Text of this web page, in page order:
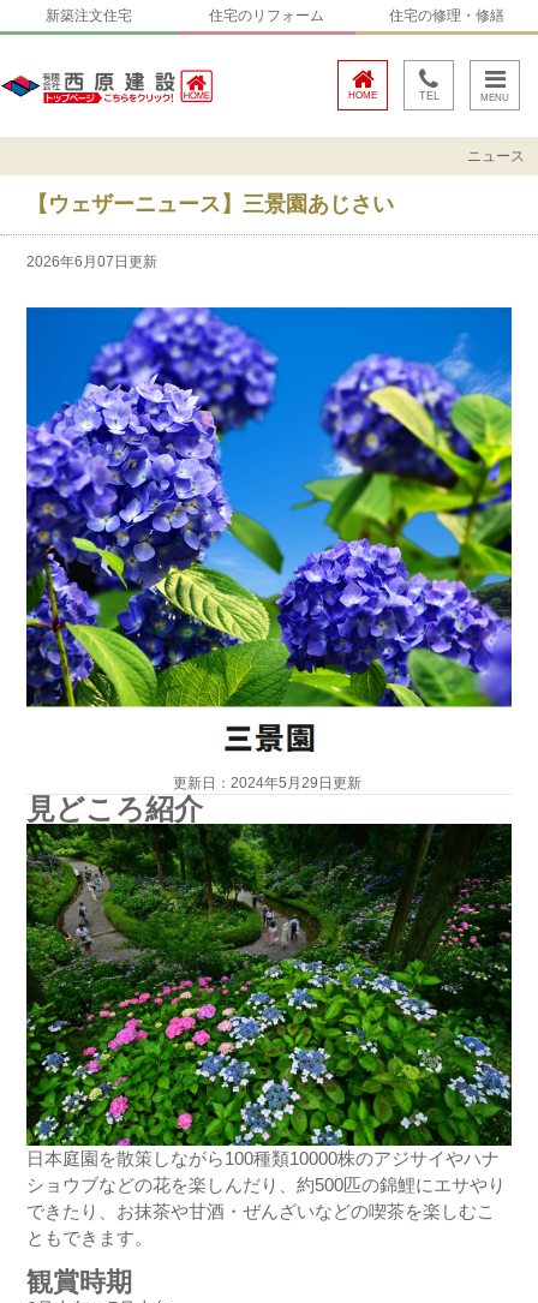
新築注文住宅 住宅のリフォーム 住宅の修理・修繕
TEL
HOME
ニュース
【ウェザーニュース】三景園あじさい
2026年6月07日更新
更新日：2024年5月29日更新
見どころ紹介
日本庭園を散策しながら100種類10000株のアジサイやハナ
ショウブなどの花を楽しんだり、約500匹の錦鯉にエサやり
できたり、お抹茶や甘酒・ぜんざいなどの喫茶を楽しむこ
ともできます。
観賞時期